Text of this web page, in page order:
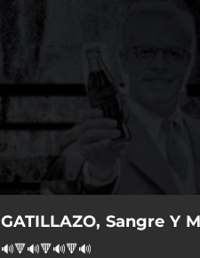
GATILLAZO, Sangre Y
🔊🔻🔊🔻🔊🔻🔊